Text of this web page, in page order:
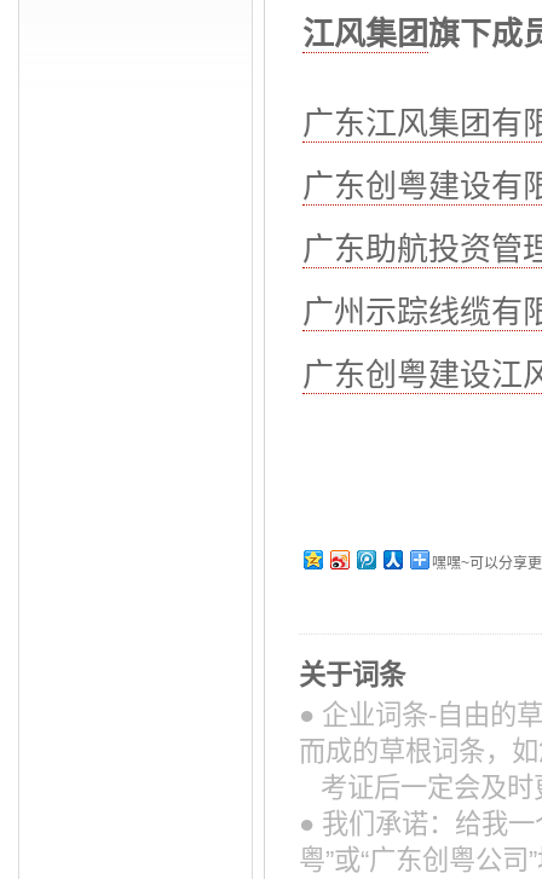
江风集团旗下成
广东江风集团有
广东创粤建设有
广东助航投资管
广州示踪线缆有
广东创粤建设江
嘿嘿~可以分享
关于词条
● 企业词条-自由的
而成的草根词条，
考证后一定会及时
● 我们承诺：给我
粤”或“广东创粤公